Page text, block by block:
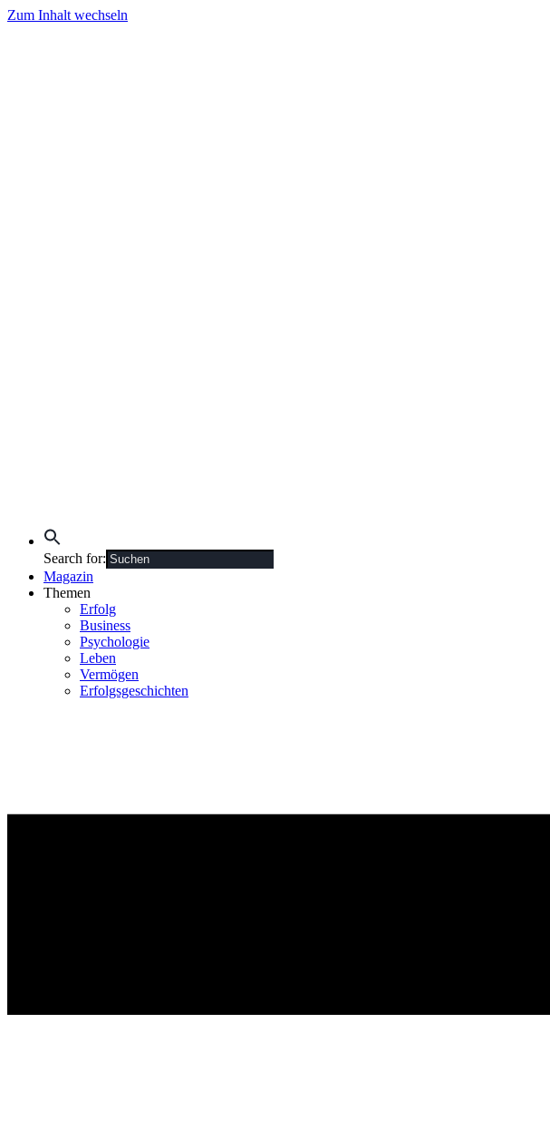
Zum Inhalt wechseln
Search for:
Magazin
Themen
Erfolg
Business
Psychologie
Leben
Vermögen
Erfolgsgeschichten